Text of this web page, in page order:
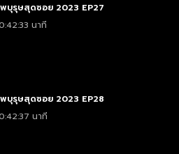
บุรุษสุดซอย 2023 EP27
นาที
บุรุษสุดซอย 2023 EP28
นาที